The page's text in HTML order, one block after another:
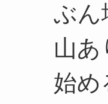
ぶん
山
始め